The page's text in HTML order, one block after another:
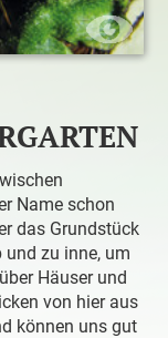
Name schon
das Grundstück
zu inne, um
Häuser und
von hier aus
können uns gut